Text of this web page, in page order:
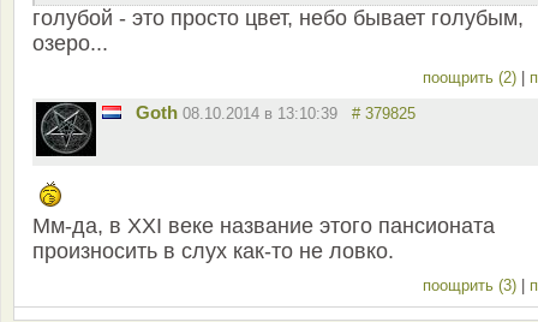
голубой - это просто цвет, небо бывает голубым,
озеро...
поощрить (2)
Goth 08.10.2014 в 13:10:39 # 379825
Мм-да, в XXI веке название этого пансионата
произносить в слух как-то не ловко.
поощрить (3)